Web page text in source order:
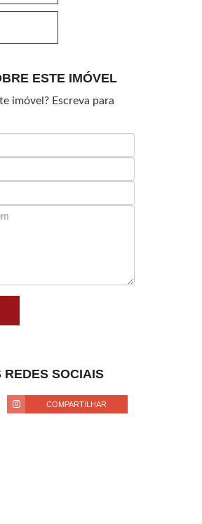
ESTE IMÓVEL
imóvel? Escreva para
REDES SOCIAIS
COMPARTILHAR